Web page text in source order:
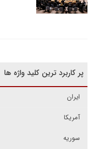
پر کاربرد ترین کلید واژه ها
ایران
آمریکا
سوریه